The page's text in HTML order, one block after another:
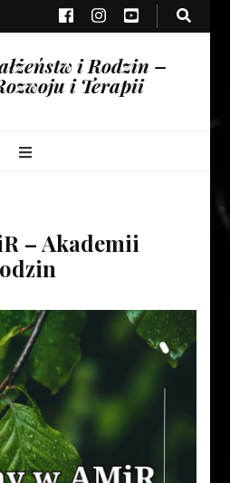
i Rodzin –
i Terapii
– Akademii